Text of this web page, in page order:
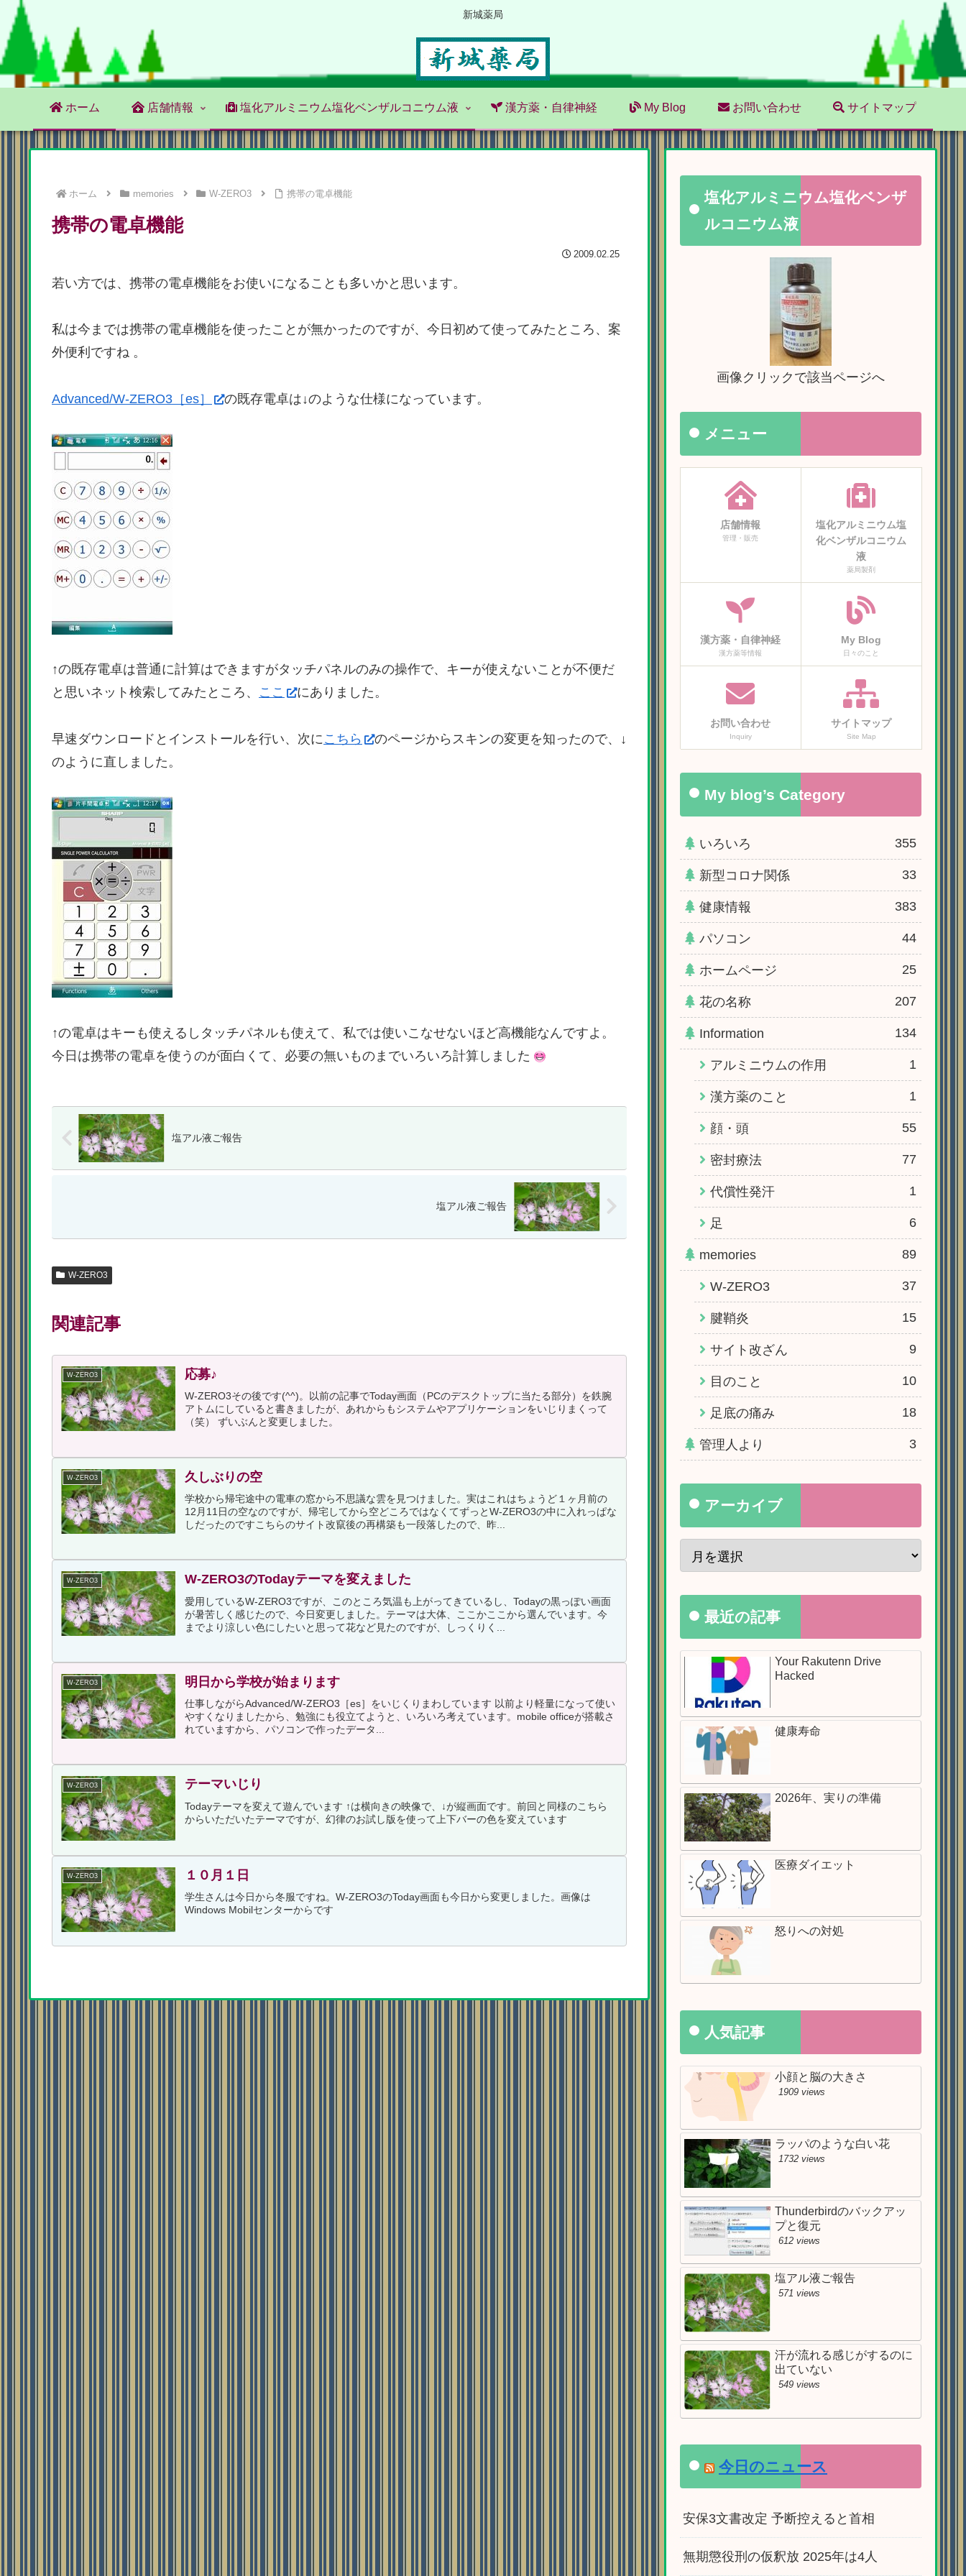
新城薬局
ホーム 店舗情報 塩化アルミニウム塩化ベンザルコニウム液 漢方薬・自律神経 My Blog お問い合わせ サイトマップ
ホーム memories W-ZERO3 携帯の電卓機能
携帯の電卓機能
2009.02.25
若い方では、携帯の電卓機能をお使いになることも多いかと思います。
私は今までは携帯の電卓機能を使ったことが無かったのですが、今日初めて使ってみたところ、案
外便利ですね 。
Advanced/W-ZERO3［es］ の既存電卓は↓のような仕様になっています。
↑の既存電卓は普通に計算はできますがタッチパネルのみの操作で、キーが使えないことが不便だ
と思いネット検索してみたところ、 ここ にありました。
早速ダウンロードとインストールを行い、次に こちら
のページからスキンの変更を知ったので、↓
のように直しました。
↑の電卓はキーも使えるしタッチパネルも使えて、私では使いこなせないほど高機能なんですよ。
今日は携帯の電卓を使うのが面白くて、必要の無いものまでいろいろ計算しました
塩アル液ご報告
塩アル液ご報告
W-ZERO3
関連記事
W-ZERO3 応募♪
W-ZERO3その後です(^^)。以前の記事でToday画面（PCのデスクトップに当たる部分）を鉄腕
アトムにしていると書きましたが、あれからもシステムやアプリケーションをいじりまくって
（笑） ずいぶんと変更しました。
W-ZERO3 久しぶりの空
学校から帰宅途中の電車の窓から不思議な雲を見つけました。実はこれはちょうど１ヶ月前の
12月11日の空なのですが、帰宅してから空どころではなくてずっとW-ZERO3の中に入れっぱな
しだったのですこちらのサイト改竄後の再構築も一段落したので、昨...
W-ZERO3 W-ZERO3のTodayテーマを変えました
愛用しているW-ZERO3ですが、このところ気温も上がってきているし、Todayの黒っぽい画面
が暑苦しく感じたので、今日変更しました。テーマは大体、ここかここから選んでいます。今
までより涼しい色にしたいと思って花など見たのですが、しっくりく...
W-ZERO3 明日から学校が始まります
仕事しながらAdvanced/W-ZERO3［es］をいじくりまわしています 以前より軽量になって使い
やすくなりましたから、勉強にも役立てようと、いろいろ考えています。mobile officeが搭載さ
れていますから、パソコンで作ったデータ...
W-ZERO3 テーマいじり
Todayテーマを変えて遊んでいます ↑は横向きの映像で、↓が縦画面です。前回と同様のこちら
からいただいたテーマですが、幻律のお試し版を使って上下バーの色を変えています
W-ZERO3 １０月１日
学生さんは今日から冬服ですね。W-ZERO3のToday画面も今日から変更しました。画像は
Windows Mobilセンターからです
塩化アルミニウム塩化ベンザ
ルコニウム液
画像クリックで該当ページへ
メニュー
店舗情報
管理・販売
塩化アルミニウム塩
化ベンザルコニウム
液
薬局製剤
漢方薬・自律神経
漢方薬等情報
My Blog
日々のこと
お問い合わせ
Inquiry
サイトマップ
Site Map
My blog’s Category
いろいろ 355
新型コロナ関係 33
健康情報 383
パソコン 44
ホームページ 25
花の名称 207
Information 134
アルミニウムの作用 1
漢方薬のこと 1
顔・頭 55
密封療法 77
代償性発汗 1
足 6
memories 89
W-ZERO3 37
腱鞘炎 15
サイト改ざん 9
目のこと 10
足底の痛み 18
管理人より 3
アーカイブ
最近の記事
Your Rakutenn Drive
Hacked
健康寿命
2026年、実りの準備
医療ダイエット
怒りへの対処
人気記事
小顔と脳の大きさ
1909 views
ラッパのような白い花
1732 views
Thunderbirdのバックアッ
プと復元
612 views
塩アル液ご報告
571 views
汗が流れる感じがするのに
出ていない
549 views
今日のニュース
安保3文書改定 予断控えると首相
無期懲役刑の仮釈放 2025年は4人